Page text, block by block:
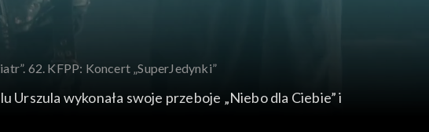
62. KFPP: Koncert „SuperJedynki”
wykonała swoje przeboje „Niebo dla Ciebie” i